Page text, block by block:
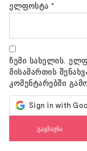
ელფოსტა*
ჩემი სახელის.
მისამართის
კომენტარებში